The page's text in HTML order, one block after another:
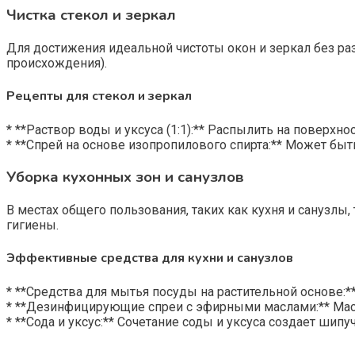
Чистка стекол и зеркал
Для достижения идеальной чистоты окон и зеркал без
происхождения).
Рецепты для стекол и зеркал
* **Раствор воды и уксуса (1:1):** Распылить на
* **Спрей на основе изопропилового спирта:** Может
Уборка кухонных зон и санузлов
В местах общего пользования, таких как кухня и
гигиены.
Эффективные средства для кухни и санузлов
* **Средства для мытья посуды на растительной
* **Дезинфицирующие спреи с эфирными маслами:**
* **Сода и уксус:** Сочетание соды и уксуса создает